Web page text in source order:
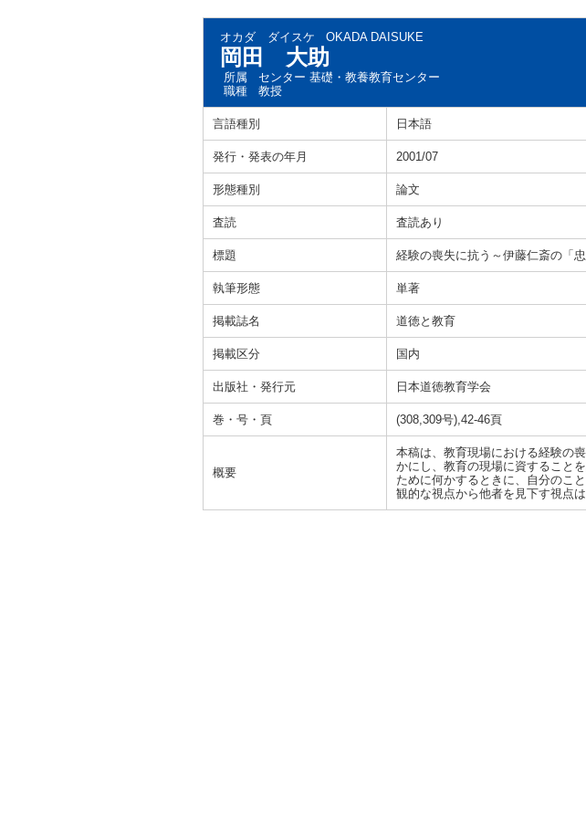
オカダ ダイスケ OKADA DAISUKE
岡田 大助
所属
センター 基礎・教養教育センター
職種
教授
言語種別 日本語
発行・発表の年月 2001/07
形態種別 論文
査読 査読あり
標題 経験の喪失に抗う～伊藤仁斎の「
執筆形態 単著
掲載誌名 道徳と教育
掲載区分 国内
出版社・発行元 日本道徳教育学会
巻・号・頁 (308,309号),42-46頁
概要
本稿は、教育現場における経験の
かにし、教育の現場に資すること
ために何かするときに、自分のこ
観的な視点から他者を見下す視点